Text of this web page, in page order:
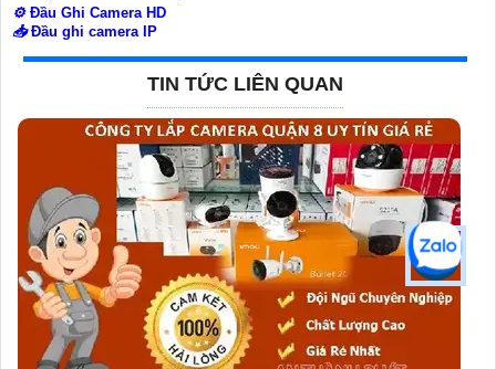
⚙️Đầu Ghi Camera HD
📥Đầu ghi camera IP
TIN TỨC LIÊN QUAN